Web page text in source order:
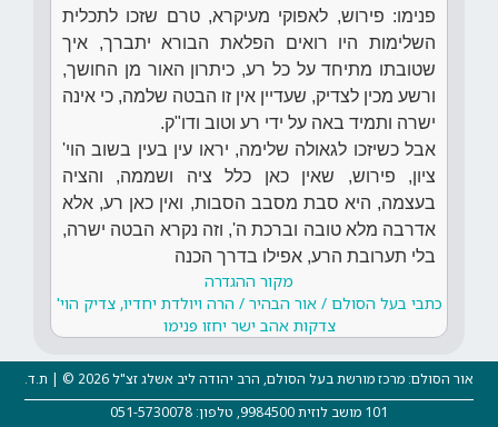
פנימו: פירוש, לאפוקי מעיקרא, טרם שזכו לתכלית
השלימות היו רואים הפלאת הבורא יתברך, איך
שטובתו מתיחד על כל רע, כיתרון האור מן החושך,
ורשע מכין לצדיק, שעדיין אין זו הבטה שלמה, כי אינה
ישרה ותמיד באה על ידי רע וטוב ודו"ק.
אבל כשיזכו לגאולה שלימה, יראו עין בעין בשוב הוי'
ציון, פירוש, שאין כאן כלל ציה ושממה, והציה
בעצמה, היא סבת מסבב הסבות, ואין כאן רע, אלא
אדרבה מלא טובה וברכת ה', וזה נקרא הבטה ישרה,
בלי תערובת הרע, אפילו בדרך הכנה
מקור ההגדרה
כתבי בעל הסולם / אור הבהיר / הרה ויולדת יחדיו, צדיק הוי'
צדקות אהב ישר יחזו פנימו
אור הסולם: מרכז מורשת בעל הסולם, הרב יהודה ליב אשלג זצ"ל 2026 © | ת.ד.
101 מושב לוזית 9984500, טלפון: 051-5730078